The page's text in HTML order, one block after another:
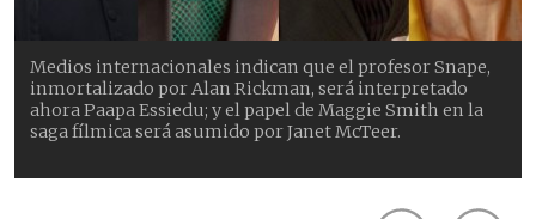
Medios internacionales indican que el profesor Snape,
inmortalizado por Alan Rickman, será interpretado
ahora Paapa Essiedu; y el papel de Maggie Smith en la
saga fílmica será asumido por Janet McTeer.